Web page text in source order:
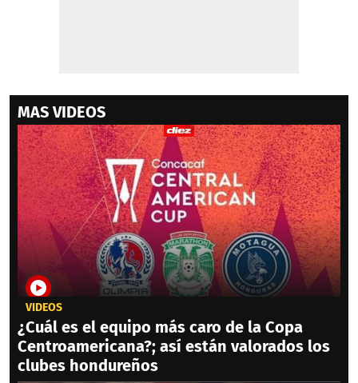
MAS VIDEOS
VIDEOS
¿Cuál es el equipo más caro de la Copa
Centroamericana?; así están valorados los
clubes hondureños